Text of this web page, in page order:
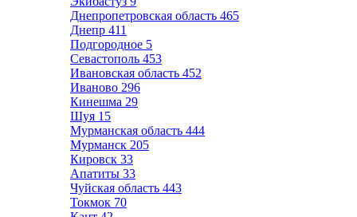
Днепропетровская область 465
Днепр 411
Подгородное 5
Севастополь 453
Ивановская область 452
Иваново 296
Кинешма 29
Шуя 15
Мурманская область 444
Мурманск 205
Кировск 33
Апатиты 33
Чуйская область 443
Токмок 70